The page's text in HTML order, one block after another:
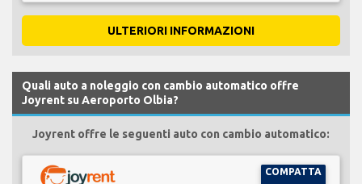
ULTERIORI INFORMAZIONI
Quali auto a noleggio con cambio automatico offre
Joyrent su Aeroporto Olbia?
Joyrent offre le seguenti auto con cambio automatico:
COMPATTA